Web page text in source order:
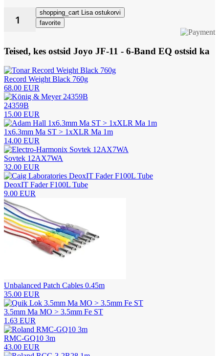
shopping_cart Lisa ostukorvi
favorite
Teised, kes ostsid Joyo JF-11 - 6-Band EQ ostsid ka
Record Weight Black 760g
68.00 EUR
24359B
15.00 EUR
1x6.3mm Ma ST > 1xXLR Ma 1m
14.00 EUR
Sovtek 12AX7WA
32.00 EUR
DeoxIT Fader F100L Tube
9.00 EUR
Unbalanced Patch Cables 0.45m
35.00 EUR
3.5mm Ma MO > 3.5mm Fe ST
1.63 EUR
RMC-GQ10 3m
43.00 EUR